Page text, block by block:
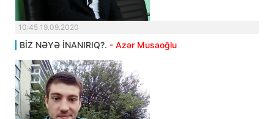
10:45 19.09.2020
BİZ NƏYƏ İNANIRIQ?. - Azər Musaoğlu